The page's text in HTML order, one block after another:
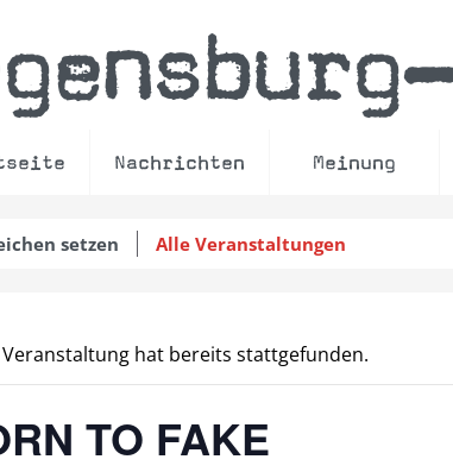
–
Nachrichten Meinung
setzen Alle Veranstaltungen
Veranstaltung hat bereits stattgefunden.
TO FAKE